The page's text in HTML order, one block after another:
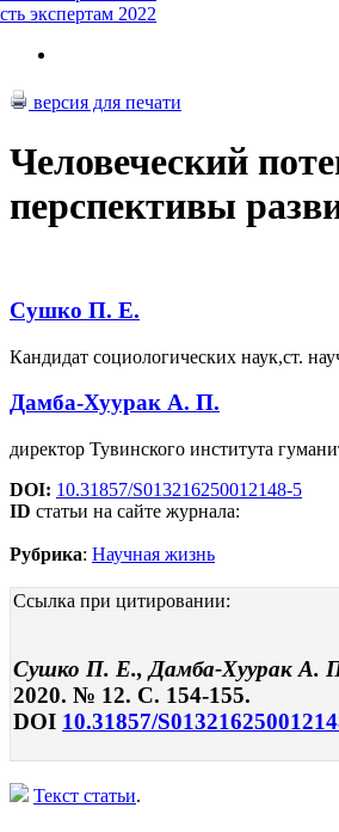
экспертам 2022
версия для печати
Человеческий
перспективы
Сушко П. Е.
Кандидат социологических наук,ст.
Дамба-Хуурак А. П.
директор Тувинского института
DOI: 10.31857/S013216250012148-5
ID статьи на сайте журнала:
Рубрика: Научная жизнь
Ссылка при цитировании:
Сушко П. Е., Дамба-Хуурак А.
2020. № 12. С. 154-155.
DOI 10.31857/
Текст статьи.